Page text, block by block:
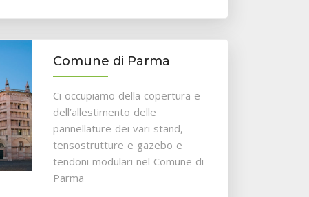
Comune di Parma
Ci occupiamo della copertura e
dell’allestimento delle
pannellature dei vari stand,
tensostrutture e gazebo e
tendoni modulari nel Comune di
Parma